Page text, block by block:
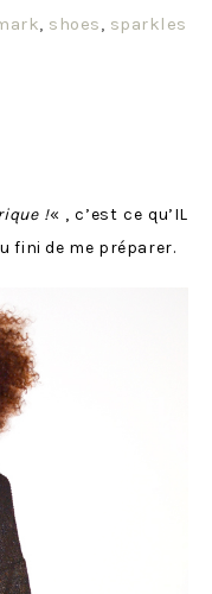
, shoes, sparkles
!« , c’est ce qu’IL
fini de me préparer.